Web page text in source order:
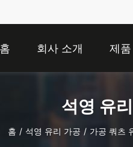
홈 회사 소개 제
석영 유
홈 / 석영 유리 가공 / 가공 쿼츠